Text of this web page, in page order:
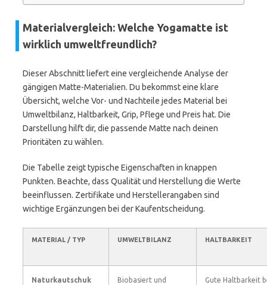
Materialvergleich: Welche Yogamatte ist
wirklich umweltfreundlich?
Dieser Abschnitt liefert eine vergleichende Analyse der
gängigen Matte-Materialien. Du bekommst eine klare
Übersicht, welche Vor- und Nachteile jedes Material bei
Umweltbilanz, Haltbarkeit, Grip, Pflege und Preis hat. Die
Darstellung hilft dir, die passende Matte nach deinen
Prioritäten zu wählen.
Die Tabelle zeigt typische Eigenschaften in knappen
Punkten. Beachte, dass Qualität und Herstellung die Werte
beeinflussen. Zertifikate und Herstellerangaben sind
wichtige Ergänzungen bei der Kaufentscheidung.
MATERIAL / TYP UMWELTBILANZ HALTBARKEIT
Naturkautschuk
Biobasiert und
Gute Haltbarkeit